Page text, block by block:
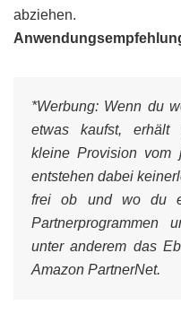
abziehen.
*Werbung: Wenn du
etwas kaufst, erhält
kleine Provision vom
entstehen dabei
frei ob und wo du
Partnerprogrammen
unter anderem das
Amazon PartnerNet.